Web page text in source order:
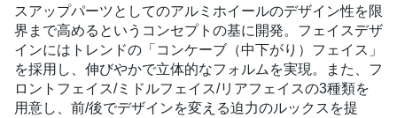
スアップパーツとしてのアルミホイールのデザイン性を限
界まで高めるというコンセプトの基に開発。フェイスデザ
インにはトレンドの「コンケーブ（中下がり）フェイス」
を採用し、伸びやかで立体的なフォルムを実現。また、フ
ロントフェイス/ミドルフェイス/リアフェイスの3種類を
用意し、前/後でデザインを変える迫力のルックスを提